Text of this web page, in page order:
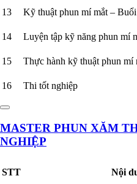
13
Kỹ thuật phun mí mắt –
14
Luyện tập kỹ năng phun mí
15
Thực hành kỹ thuật phun mí
16
Thi tốt nghiệp
MASTER PHUN XĂM
NGHIỆP
STT Nội